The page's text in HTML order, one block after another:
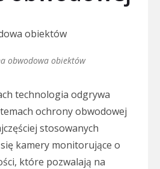
obwodowa obiektów
technologia odgrywa
ochrony obwodowej
stosowanych
kamery monitorujące o
które pozwalają na